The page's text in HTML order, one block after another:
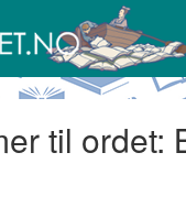
til ordet: